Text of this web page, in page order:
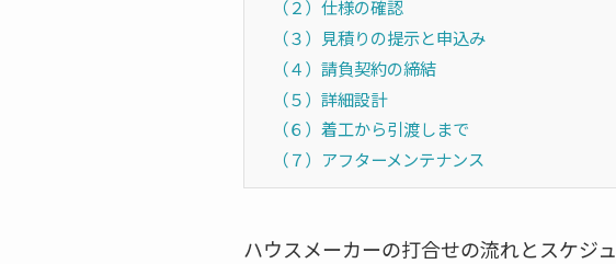
（２）仕様の確認
（３）見積りの提示と申込み
（４）請負契約の締結
（５）詳細設計
（６）着工から引渡しまで
（７）アフターメンテナンス
ハウスメーカーの打合せの流れとスケジ